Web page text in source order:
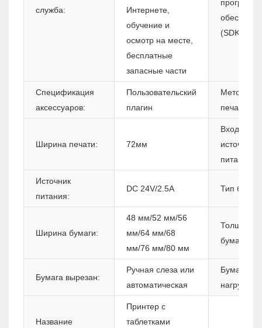
служба:
Интернете,
обучение и
осмотр на месте,
бесплатные
запасные части
(SDK):
Спецификация
аксессуаров:
Пользовательский
плагин
Метод
печати:
Ширина печати: 72мм
Вход
источника
питания:
Источник
питания:
DC 24V/2.5A Тип
Ширина бумаги:
48 мм/52 мм/56
мм/64 мм/68
мм/76 мм/80 мм
Толщина
бумаги:
Бумага вырезан:
Ручная слеза или
автоматическая
Бумажная
нагрузка:
Название
Принтер с
таблетками